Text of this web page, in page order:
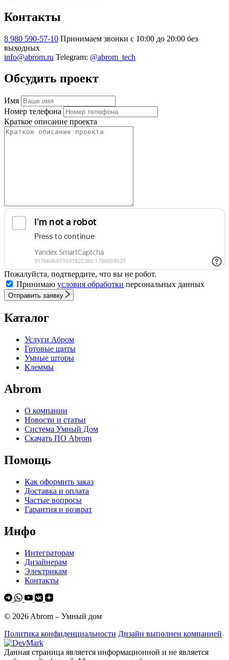
Контакты
8 980 590-57-10 Принимаем звонки с 10:00 до 20:00 без
выходных
info@abrom.ru Telegram: @abrom_tech
Обсудить проект
Имя
Номер телефона
Краткое описание проекта
Пожалуйста, подтвердите, что вы не робот.
Принимаю условия обработки персональных данных
Отправить заявку
Каталог
Услуги Абром
Готовые щиты
Умные шторы
Клеммы
Abrom
О компании
Новости и статьи
Система Умный Дом
Скачать ПО Abrom
Помощь
Как оформить заказ
Доставка и оплата
Частые вопросы
Гарантия и возврат
Инфо
Интеграторам
Дизайнерам
Электрикам
Контакты
© 2026 Abrom – Умный дом
Политика конфиденциальности Дизайн выполнен компанией
Данная страница является информационной и не является